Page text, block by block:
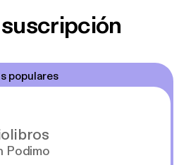
populares
Podimo